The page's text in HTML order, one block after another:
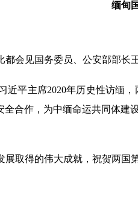
缅甸
会见国务委员、公安部部长
近平主席2020年历史性访缅
合作，为中缅命运共同体
取得的伟大成就，祝贺两